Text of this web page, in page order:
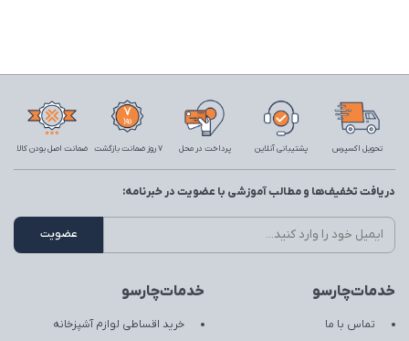
تحویل اکسپرس پشتیبانی آنلاین پرداخت در محل 7 روز ضمانت بازگشت ضمانت اصل بودن کالا
خدمات‌چارسو
تماس با ما
خدمات‌چارسو
خرید اقساطی لوازم آشپزخانه
دریافت تخفیف‌ها و مطالب آموزشی با عضویت در خبرنامه: